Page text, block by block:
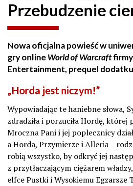
Przebudzenie
Nowa oficjalna powieść w
gry onlineWorld of Warcraft
Entertainment, prequel dodatku
„Horda jest niczym!”
Wypowiadając te haniebne słowa,
zdradziła i porzuciła Hordę, której
Mroczna Pani i jej poplecznicy
a Horda, Przymierze i Alleria –
robią wszystko, by odkryć jej
z przytłaczającym ciężarem
elfce Pustki i Wysokiemu